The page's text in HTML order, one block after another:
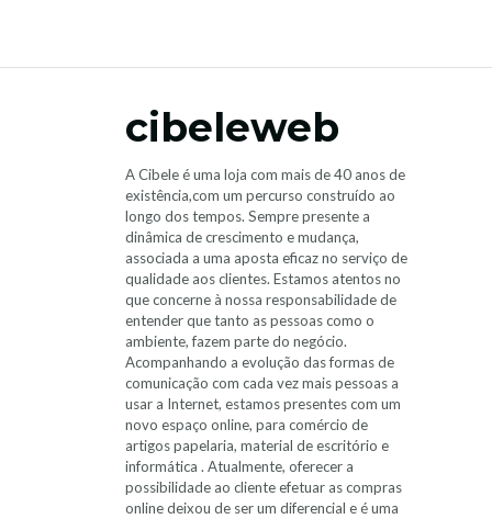
cibeleweb
A Cibele é uma loja com mais de 40 anos de
existência,com um percurso construído ao
longo dos tempos. Sempre presente a
dinâmica de crescimento e mudança,
associada a uma aposta eficaz no serviço de
qualidade aos clientes. Estamos atentos no
que concerne à nossa responsabilidade de
entender que tanto as pessoas como o
ambiente, fazem parte do negócio.
Acompanhando a evolução das formas de
comunicação com cada vez mais pessoas a
usar a Internet, estamos presentes com um
novo espaço online, para comércio de
artigos papelaria, material de escritório e
informática . Atualmente, oferecer a
possibilidade ao cliente efetuar as compras
online deixou de ser um diferencial e é uma